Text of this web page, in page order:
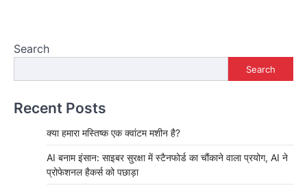
Search
Search
Recent Posts
क्या हमारा मस्तिष्क एक क्वांटम मशीन है?
AI बनाम इंसान: साइबर सुरक्षा में स्टैनफोर्ड का चौंकाने वाला प्रयोग, AI ने
प्रोफेशनल हैकर्स को पछाड़ा